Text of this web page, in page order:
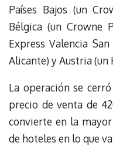
Países Bajos (un
Bélgica (un Crowne
Express Valencia
Alicante) y Austria (un
La operación se
precio de venta de
convierte en la
de hoteles en lo que